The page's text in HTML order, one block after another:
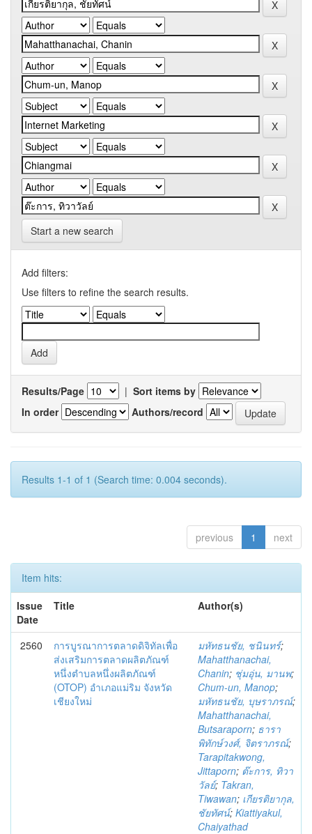
Start a new search
Add filters:
Use filters to refine the search results.
Results/Page | Sort items by
In order
Authors/record
Results 1-1 of 1 (Search time: 0.004 seconds).
previous 1 next
Item hits:
Issue
Date
Title Author(s)
2560
การบูรณาการตลาดดิจิทัลเพื่อ
ส่งเสริมการตลาดผลิตภัณฑ์
หนึ่งตำบลหนึ่งผลิตภัณฑ์
(OTOP) อำเภอแม่ริม จังหวัด
เชียงใหม่
มหัทธนชัย, ชนินทร์;
Mahatthanachai,
Chanin; ชุ่มอุ่น, มานพ;
Chum-un, Manop;
มหัทธนชัย, บุษราภรณ์;
Mahatthanachai,
Butsaraporn; ธารา
พิทักษ์วงศ์, จิตราภรณ์;
Tarapitakwong,
Jittaporn; ต๊ะการ, ทิวา
วัลย์; Takran,
Tiwawan; เกียรติยากุล,
ชัยทัศน์; Kiattiyakul,
Chaiyathad